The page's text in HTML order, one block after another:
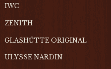
IWC
ZENITH
GLASHŰTTE ORIGINAL
ULYSSE NARDIN